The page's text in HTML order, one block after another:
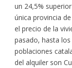
un 24,5%
única provincia
el precio de la
pasado, hasta
poblaciones
del alquiler son